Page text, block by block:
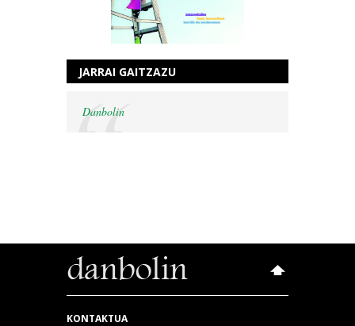
JARRAI GAITZAZU
Danbolin
KONTAKTUA